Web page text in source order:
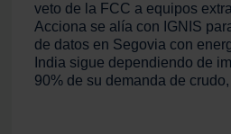
veto de la FCC a equipos
Acciona se alía con IGNIS
de datos en Segovia con
India sigue dependiendo de
90% de su demanda de